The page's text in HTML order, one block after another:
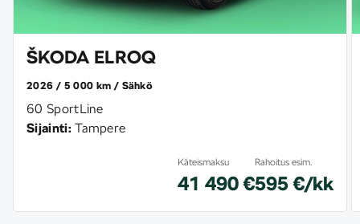
ŠKODA ELROQ
2026 5 000 km Sähkö
60 SportLine
Sijainti: Tampere
Käteismaksu
41 490 €
Rahoitus esim.
595 €/kk